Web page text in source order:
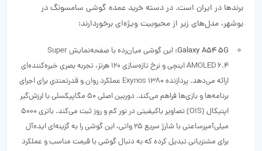
برندها در ایران است. در دسته خرید عمده گوشی سامسونگ در
بوشهر، مدل‌های زیر از محبوبیت ویژه‌ای برخوردارند:
Galaxy A54 5G:
این گوشی میان‌رده با صفحه‌نمایش Super
AMOLED 6.4 اینچی و نرخ تازه‌سازی 120 هرتز، تجربه بصری خیره‌کننده‌ای
ارائه می‌دهد. پردازنده Exynos 1380 عملکرد روان و قدرتمندی برای اجرای
برنامه‌ها و بازی‌ها فراهم می‌کند. دوربین اصلی 50 مگاپیکسلی با لرزش‌گیر
اپتیکال (OIS) تصاویر باکیفیتی در نور کم و روز ثبت می‌کند. باتری 5000
میلی‌آمپرساعتی با شارژ سریع 25 واتی، این گوشی را به گزینه‌ای ایده‌آل
برای مشتریانی تبدیل کرده که به دنبال گوشی با قیمت مناسب و عملکرد